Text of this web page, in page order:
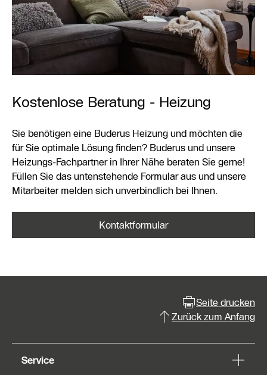
Kostenlose Beratung - Heizung
Sie benötigen eine Buderus Heizung und möchten die
für Sie optimale Lösung finden? Buderus und unsere
Heizungs-Fachpartner in Ihrer Nähe beraten Sie gerne!
Füllen Sie das untenstehende Formular aus und unsere
Mitarbeiter melden sich unverbindlich bei Ihnen.
Kontaktformular
Seite drucken
Zurück zum Anfang
Service